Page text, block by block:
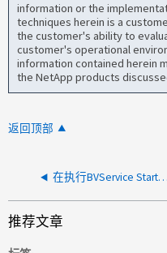
information or the
techniques herein is a
the customer's ability to
customer's operational
information contained herein
the NetApp products
返回顶部
在执行BVService StartScript期间生成core.BVScript-65.XXXX
推荐文章